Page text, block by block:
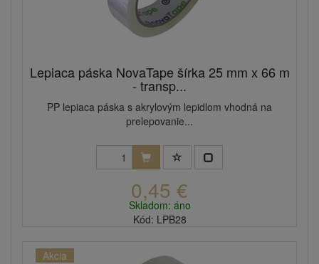
Lepiaca páska NovaTape šírka 25 mm x 66 m
- transp...
PP lepiaca páska s akrylovým lepidlom vhodná na
prelepovanie...
0,45 €
Skladom: áno
Kód: LPB28
Akcia